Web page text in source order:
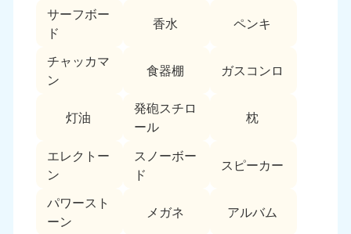
サーフボー
ド
香水 ペンキ
チャッカマ
ン
食器棚 ガスコンロ
灯油
発砲スチロ
ール
枕
エレクトー
ン
スノーボー
ド
スピーカー
パワースト
ーン
メガネ アルバム
近畿
大阪府
050-1881-5250
9:00〜19:00 年中無休
兵庫県
050-1881-5249
9:00〜19:00 年中無休
050-1881-5254
9:00〜19:00 年中無休
滋賀県
050-1881-5253
京都府
050-1881-5252